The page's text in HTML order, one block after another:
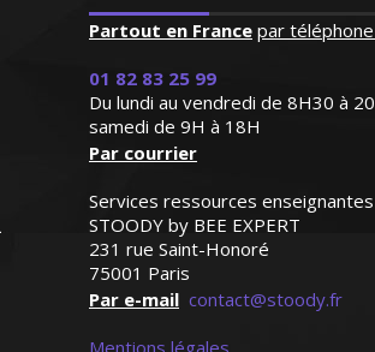
"L’enseignante a
de ma fille et lui a
un plan de
personnalisé ! Ses
sont améliorées au
mesure. De plus
très gentille et je
la recommander à
entourage"
Que ce soit le français ou
FLE (enseignement pour les
particuliers personnalisés
nombreuses années.
l’écoute et méthodique, je
mes élèves et les motiver
Partout en France par téléphone
01 82 83 25 99
Du lundi au vendredi de 8H30 à
samedi de 9H à 18H
Par courrier
Services ressources enseignantes
STOODY by BEE EXPERT
231 rue Saint-Honoré
75001 Paris
Par e-mail contact@stoody.fr
Mentions légales